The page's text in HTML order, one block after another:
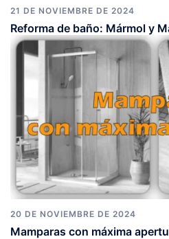
21 DE NOVIEMBRE DE 2024
Reforma de baño: Mármol y
20 DE NOVIEMBRE DE 2024
Mamparas con máxima